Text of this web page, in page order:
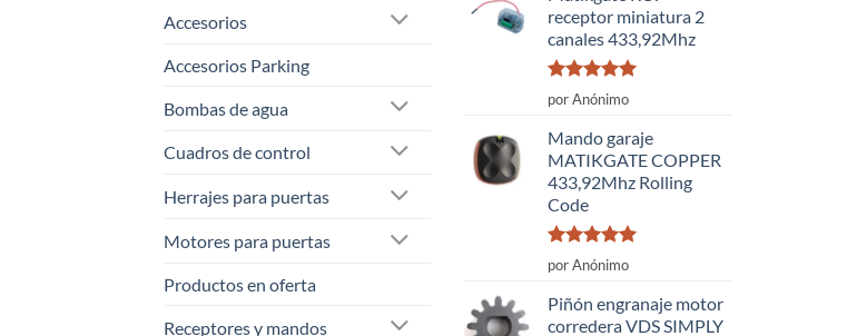
Accesorios
Accesorios Parking
Bombas de agua
Cuadros de control
Herrajes para puertas
Motores para puertas
Productos en oferta
Receptores y mandos
receptor miniatura 2
canales 433,92Mhz
Valorado
con
por Anónimo
Mando garaje
MATIKGATE COPPER
433,92Mhz Rolling
Code
Valorado
con
por Anónimo
Piñón engranaje motor
corredera VDS SIMPLY